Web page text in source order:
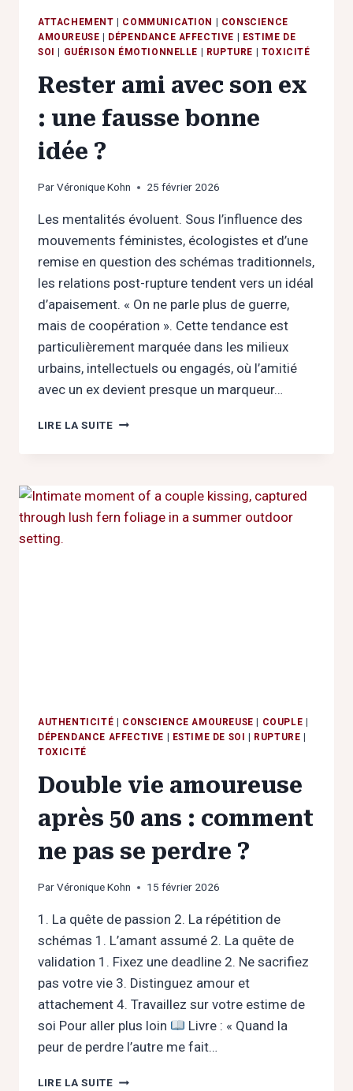
ATTACHEMENT | COMMUNICATION | CONSCIENCE
AMOUREUSE | DÉPENDANCE AFFECTIVE | ESTIME DE
SOI | GUÉRISON ÉMOTIONNELLE | RUPTURE | TOXICITÉ
Rester ami avec son ex
: une fausse bonne
idée ?
ParVéronique Kohn 25 février 2026
Les mentalités évoluent. Sous l’influence des
mouvements féministes, écologistes et d’une
remise en question des schémas traditionnels,
les relations post-rupture tendent vers un idéal
d’apaisement. « On ne parle plus de guerre,
mais de coopération ». Cette tendance est
particulièrement marquée dans les milieux
urbains, intellectuels ou engagés, où l’amitié
avec un ex devient presque un marqueur…
LIRE LA SUITERESTER
:
UNE
AUTHENTICITÉ CONSCIENCE AMOUREUSE COUPLE
DÉPENDANCE AFFECTIVE
ESTIME DE SOI RUPTURE
TOXICITÉ
Double vie amoureuse
après 50 ans : comment
ne pas se perdre ?
ParVéronique Kohn 15 février 2026
1. La quête de passion 2. La répétition de
schémas 1. L’amant assumé 2. La quête de
validation 1. Fixez une deadline 2. Ne sacrifiez
pas votre vie 3. Distinguez amour et
attachement 4. Travaillez sur votre estime de
soi Pour aller plus loin
Livre : « Quand la
peur de perdre l’autre me fait…
LIRE LA SUITEDOUBLE